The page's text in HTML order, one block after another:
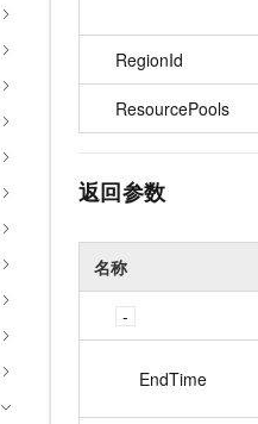
RegionId
ResourcePools
返回参数
名称
EndTime